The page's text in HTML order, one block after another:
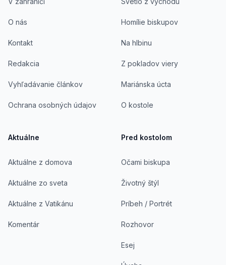
O nás
Kontakt
Redakcia
Vyhľadávanie článkov
Ochrana osobných údajov
Aktuálne
Aktuálne z domova
Aktuálne zo sveta
Aktuálne z Vatikánu
Komentár
Homílie biskupov
Na hlbinu
Z pokladov viery
Mariánska úcta
O kostole
Pred kostolom
Očami biskupa
Životný štýl
Príbeh / Portrét
Rozhovor
Esej